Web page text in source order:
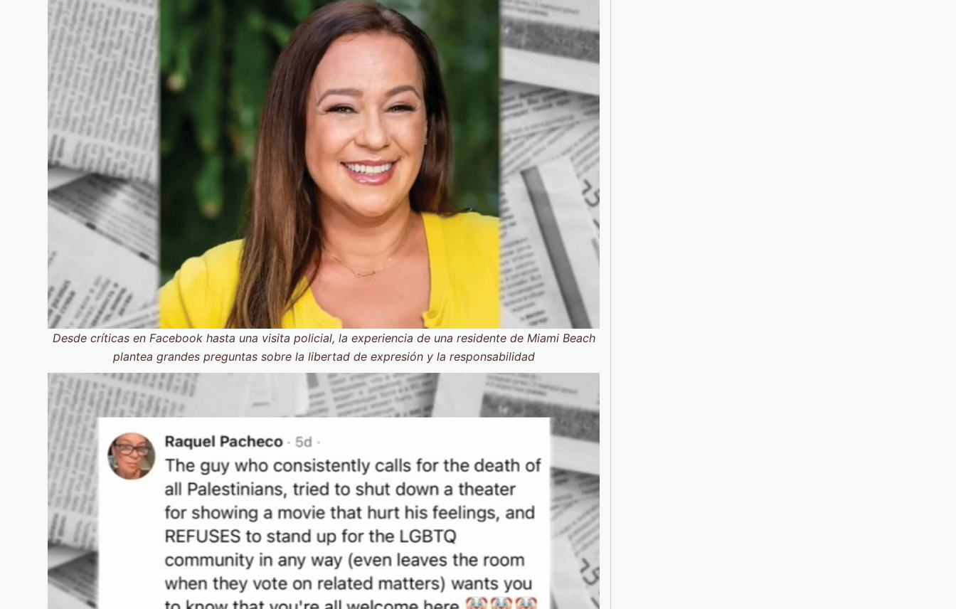
Desde críticas en Facebook hasta una visita policial, la experiencia de una residente de Miami Beach
plantea grandes preguntas sobre la libertad de expresión y la responsabilidad